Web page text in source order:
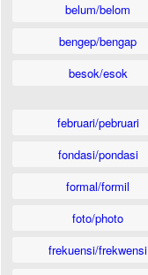
belum/belom
bengep/bengap
besok/esok
februari/pebruari
fondasi/pondasi
formal/formil
foto/photo
frekuensi/frekwensi